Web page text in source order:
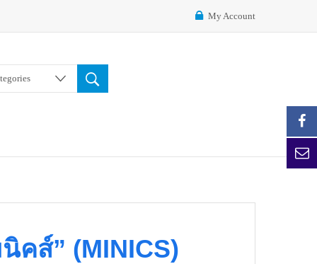
My Account
คส์” (MINICS)